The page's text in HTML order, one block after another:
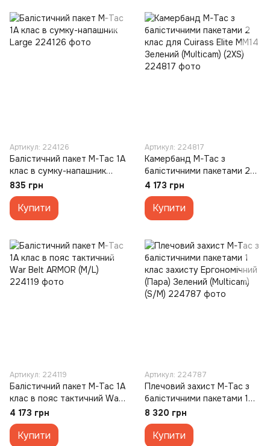
Артикул: 224126
Балістичний пакет M-Tac 1А
клас в сумку-напашник
Large
835 грн
Купити
Артикул: 224817
Камербанд M-Tac з
балістичними пакетами 2
клас для Cuirass Elite MM14
Зелений (Multicam) (2XS)
4 173 грн
Купити
Артикул: 224119
Балістичний пакет M-Tac 1А
клас в пояс тактичний War
Belt ARMOR (M/L)
4 173 грн
Купити
Артикул: 224787
Плечовий захист M-Tac з
балістичними пакетами 1
клас захисту Ергономічний
(Пара) Зелений (Multicam)
(S/M)
8 320 грн
Купити